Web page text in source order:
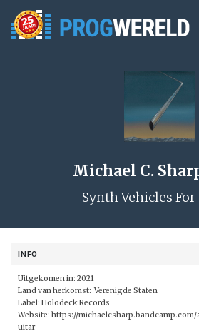
Michael C.
Synth Vehicles
INFO
Uitgekomen in: 2021
Land van herkomst: Verenigde Staten
Label: Holodeck Records
Website: https://
uitar